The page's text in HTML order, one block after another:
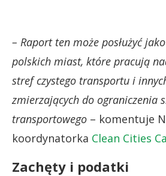
– Raport ten może posłużyć
polskich miast, które pracują
stref czystego transportu i
zmierzających do ograniczenia
transportowego – komentuje
koordynatorka Clean Cities
Zachęty i podatki